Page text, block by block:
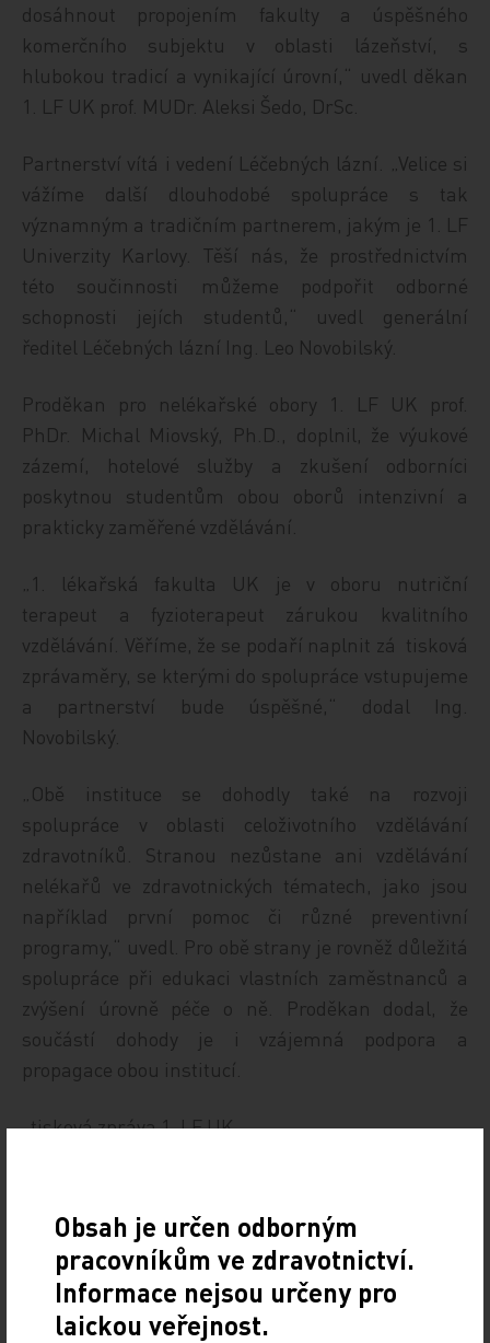
dosáhnout propojením fakulty a úspěšného
komerčního subjektu v oblasti lázeňství, s
hlubokou tradicí a vynikající úrovní,“ uvedl děkan
1. LF UK prof. MUDr. Aleksi Šedo, DrSc.
Partnerství vítá i vedení Léčebných lázní. „Velice si
vážíme další dlouhodobé spolupráce s tak
významným a tradičním partnerem, jakým je 1. LF
Univerzity Karlovy. Těší nás, že prostřednictvím
této součinnosti můžeme podpořit odborné
schopnosti jejích studentů,“ uvedl generální
ředitel Léčebných lázní Ing. Leo Novobilský.
Proděkan pro nelékařské obory 1. LF UK prof.
PhDr. Michal Miovský, Ph.D., doplnil, že výukové
zázemí, hotelové služby a zkušení odborníci
poskytnou studentům obou oborů intenzivní a
prakticky zaměřené vzdělávání.
„1. lékařská fakulta UK je v oboru nutriční
terapeut a fyzioterapeut zárukou kvalitního
vzdělávání. Věříme, že se podaří naplnit zá tisková
zprávaměry, se kterými do spolupráce vstupujeme
a partnerství bude úspěšné,“ dodal Ing.
Novobilský.
„Obě instituce se dohodly také na rozvoji
spolupráce v oblasti celoživotního vzdělávání
zdravotníků. Stranou nezůstane ani vzdělávání
nelékařů ve zdravotnických tématech, jako jsou
například první pomoc či různé preventivní
programy,“ uvedl. Pro obě strany je rovněž důležitá
spolupráce při edukaci vlastních zaměstnanců a
zvýšení úrovně péče o ně. Proděkan dodal, že
součástí dohody je i vzájemná podpora a
propagace obou institucí.
tisková zpráva 1. LF UK
Z REGIONŮ
Sdílejte článek
Obsah je určen odborným
pracovníkům ve zdravotnictví.
Informace nejsou určeny pro
laickou veřejnost.